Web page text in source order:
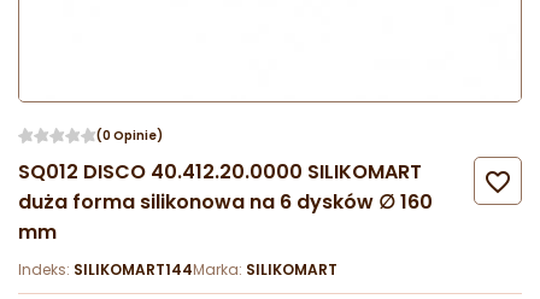
(0 Opinie)
SQ012 DISCO 40.412.20.0000 SILIKOMART
duża forma silikonowa na 6 dysków ∅ 160
mm

Indeks: SILIKOMART144Marka: SILIKOMART